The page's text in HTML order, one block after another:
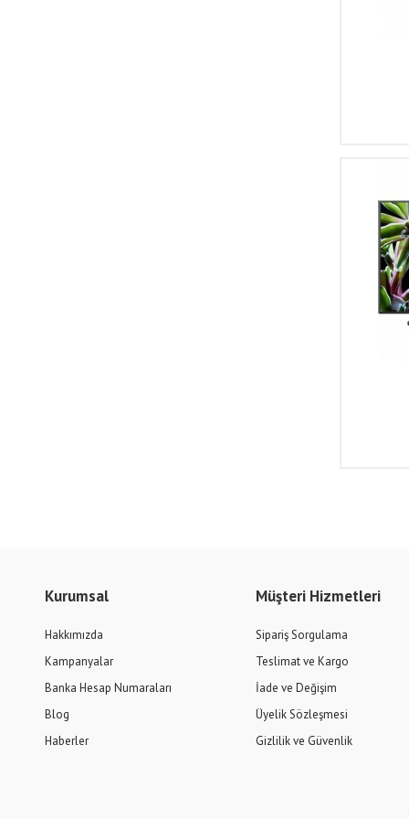
Kurumsal
Hakkımızda
Kampanyalar
Banka Hesap Numaraları
Blog
Haberler
Müşteri Hizmetleri
Sipariş Sorgulama
Teslimat ve Kargo
İade ve Değişim
Üyelik Sözleşmesi
Gizlilik ve Güvenlik